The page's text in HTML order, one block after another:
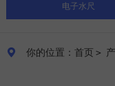
电子水尺
 你的位置：首页 ＞